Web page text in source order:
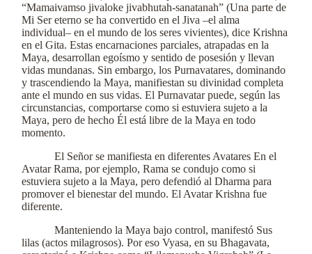
“Mamaivamso jivaloke jivabhutah-sanatanah” (Una parte de
Mi Ser eterno se ha convertido en el Jiva –el alma
individual– en el mundo de los seres vivientes), dice Krishna
en el Gita. Estas encarnaciones parciales, atrapadas en la
Maya, desarrollan egoísmo y sentido de posesión y llevan
vidas mundanas. Sin embargo, los Purnavatares, dominando
y trascendiendo la Maya, manifiestan su divinidad completa
ante el mundo en sus vidas. El Purnavatar puede, según las
circunstancias, comportarse como si estuviera sujeto a la
Maya, pero de hecho Él está libre de la Maya en todo
momento.
El Señor se manifiesta en diferentes Avatares En el
Avatar Rama, por ejemplo, Rama se condujo como si
estuviera sujeto a la Maya, pero defendió al Dharma para
promover el bienestar del mundo. El Avatar Krishna fue
diferente.
Manteniendo la Maya bajo control, manifestó Sus
lilas (actos milagrosos). Por eso Vyasa, en su Bhagavata,